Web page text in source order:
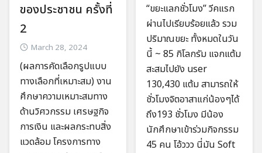
ของประชาชน ครั้งที่
2
March 28, 2024
(ผลการคัดเลือกรูปแบบ
ทางเลือกที่เหมาะสม) งาน
ศึกษาความเหมาะสมทาง
ด้านวิศวกรรม เศรษฐกิจ
การเงิน และผลกระทบสิ่ง
แวดล้อม โครงการทาง
“ขยะแลกชั่วโมง” วีคแรก
ผ่านไปเรียบร้อยแล้ว รวม
ปริมาณขยะ ทั้งหมดในวัน
นี้ ~ 85 กิโลกรัม แจกแต้ม
สะสมไปยัง user
130,430 แต้ม สามารถให้
ชั่วโมงจิตอาสาแก่น้องๆได้
ถึง193 ชั่วโมง มีน้อง
นักศึกษาเข้าร่วมกิจกรรม
45 คน โอ้ววว นี่มัน Soft